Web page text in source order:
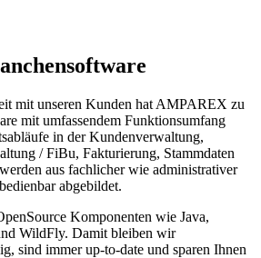
mit unseren Kunden hat AMPAREX zu
mit umfassendem Funktionsumfang
in der Kundenverwaltung,
/ FiBu, Fakturierung, Stammdaten
aus fachlicher wie administrativer
abgebildet.
Komponenten wie Java,
WildFly. Damit bleiben wir
sind immer up-to-date und sparen Ihnen